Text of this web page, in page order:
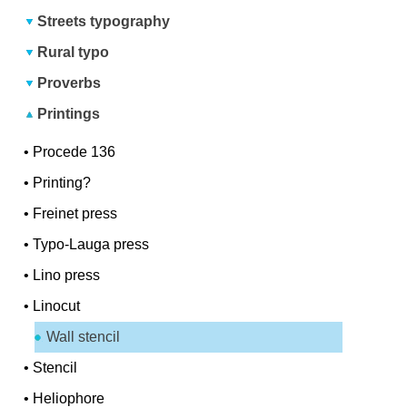
Streets typography
Rural typo
Proverbs
Printings
• Procede 136
• Printing?
• Freinet press
•Typo-Lauga press
• Lino press
• Linocut
Wall stencil
• Stencil
• Heliophore